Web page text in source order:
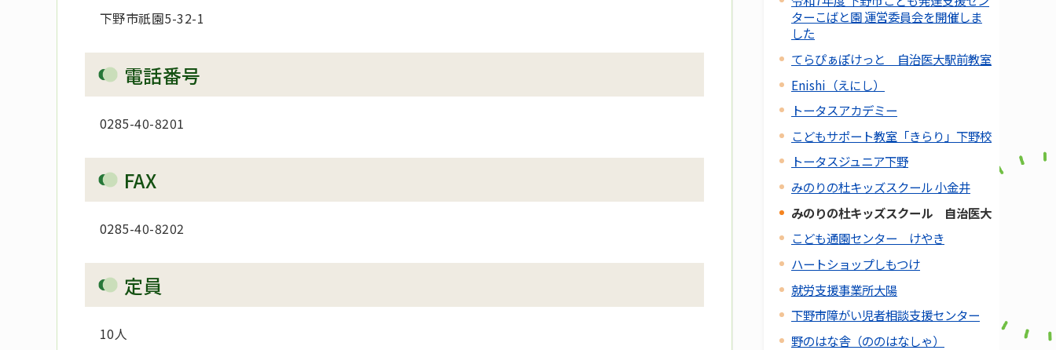
下野市祇園5-32-1
電話番号
0285-40-8201
FAX
0285-40-8202
定員
10人
ターこばと園 運営委員会を開催しま
した
てらぴぁぽけっと 自治医大駅前教室
Enishi（えにし）
トータスアカデミー
こどもサポート教室「きらり」下野校
トータスジュニア下野
みのりの杜キッズスクール 小金井
みのりの杜キッズスクール 自治医大
こども通園センター けやき
ハートショップしもつけ
就労支援事業所大陽
下野市障がい児者相談支援センター
野のはな舎（ののはなしゃ）